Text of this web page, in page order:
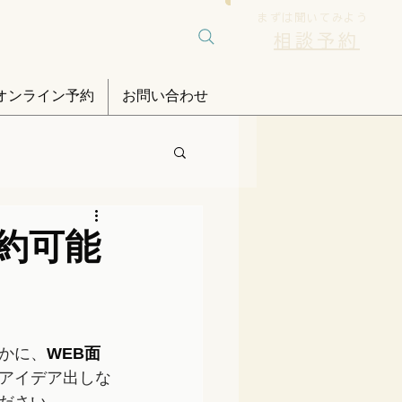
ンライン予約 お問い合わせ
まずは聞いてみよう
相談予約
可能
に、 WEB面
イデア出しな